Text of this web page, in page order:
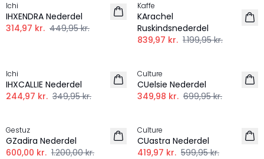
Ichi
IHXENDRA Nederdel
314,97 kr. 449,95 kr.
Kaffe
KArachel
Ruskindsnederdel
839,97 kr. 1.199,95 kr.
Ichi
IHXCALLIE Nederdel
244,97 kr. 349,95 kr.
Culture
CUelsie Nederdel
349,98 kr. 699,95 kr.
Gestuz
GZadira Nederdel
600,00 kr. 1.200,00 kr.
Culture
CUastra Nederdel
419,97 kr. 599,95 kr.